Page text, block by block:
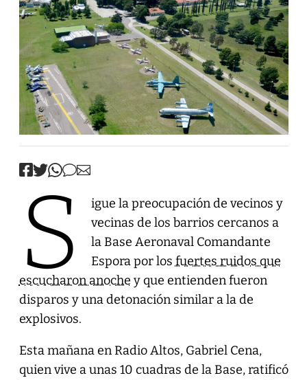
S
igue la preocupación de vecinos y
vecinas de los barrios cercanos a
la Base Aeronaval Comandante
Espora por los fuertes ruidos que
escucharon anoche y que entienden fueron
disparos y una detonación similar a la de
explosivos.
Esta mañana en Radio Altos, Gabriel Cena,
quien vive a unas 10 cuadras de la Base, ratificó